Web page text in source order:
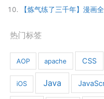
【炼气练了三千年】漫画
热门标签
AOP apache CSS
iOS Java